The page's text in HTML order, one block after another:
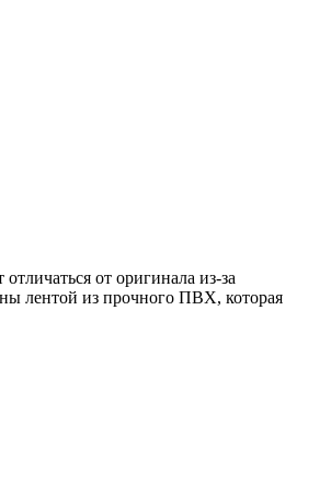
от оригинала из-за
лентой из прочного ПВХ, которая